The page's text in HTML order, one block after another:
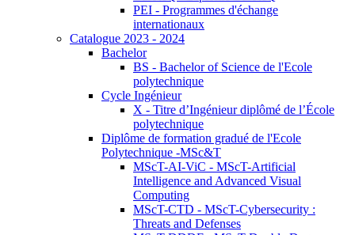
PEI - Programmes d'échange
internationaux
Catalogue 2023 - 2024
Bachelor
BS - Bachelor of Science de l'Ecole
polytechnique
Cycle Ingénieur
X - Titre d’Ingénieur diplômé de l’École
polytechnique
Diplôme de formation gradué de l'Ecole
Polytechnique -MSc&T
MScT-AI-ViC - MScT-Artificial
Intelligence and Advanced Visual
Computing
MScT-CTD - MScT-Cybersecurity :
Threats and Defenses